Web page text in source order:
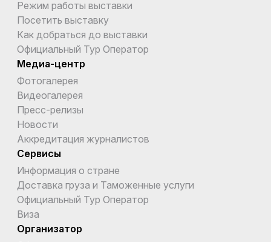
Режим работы выставки
Посетить выставку
Как добраться до выставки
Официальный Тур Оператор
Медиа-центр
Фотогалерея
Видеогалерея
Пресс-релизы
Новости
Аккредитация журналистов
Сервисы
Информация о стране
Доставка груза и Таможенные услуги
Официальный Тур Оператор
Виза
Организатор